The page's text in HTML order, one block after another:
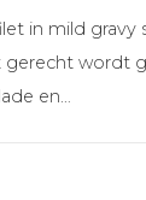
in mild gravy
wordt
en…